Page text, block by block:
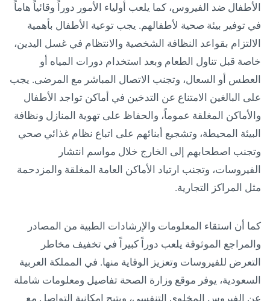
الأطفال ضد الفيروس، كما يلعب أولياء الأمور دوراً وقائياً هاماً
في توفير بيئة صحية لأطفالهم. يجب توعية الأطفال بأهمية
الالتزام بقواعد النظافة الشخصية والانتظام في غسل اليدين،
خاصة قبل تناول الطعام وبعد استخدام دورات المياه أو
العطس أو السعال، وتجنب الاتصال المباشر مع المرضى. يجب
على البالغين الامتناع عن التدخين في أماكن تواجد الأطفال
والأماكن المغلقة عموماً، والحفاظ على تهوية المنازل ونظافة
البيئة المحيطة، وتشجيع أبنائهم على اتباع نظام غذائي صحي
وتجنب اصطحابهم إلى الخارج خلال مواسم انتشار
الفيروسات، وتجنب ارتياد الأماكن العامة المغلقة والمزدحمة
مثل المراكز التجارية.
كما أن استقاء المعلومات والإرشادات الطبية من المصادر
والمراجع الموثوقة يلعب دوراً كبيراً في تخفيف مخاطر
التعرض للفيروسات وتعزيز الوقاية منها. في المملكة العربية
السعودية، يوفر موقع وزارة الصحة تفاصيل ومعلومات شاملة
عن الفيروس المخلوي التنفسي، ويتيح إمكانية التواصل مع